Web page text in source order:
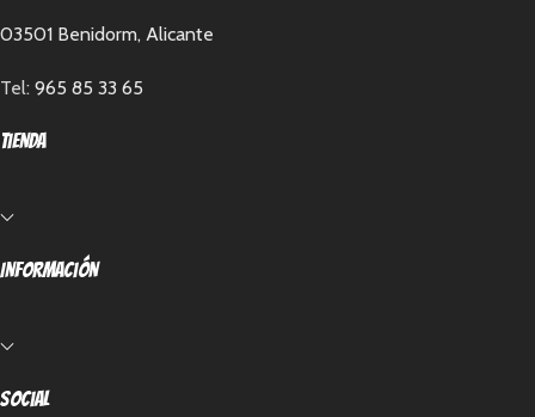
03501 Benidorm, Alicante
Tel: 965 85 33 65
Tienda
Información
Social